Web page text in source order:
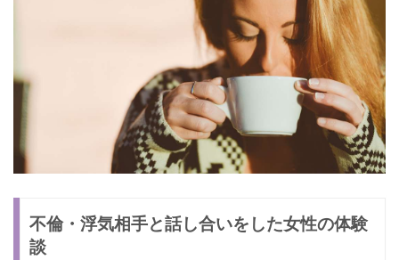
不倫・浮気相手と話し合いをした女性の体験
談